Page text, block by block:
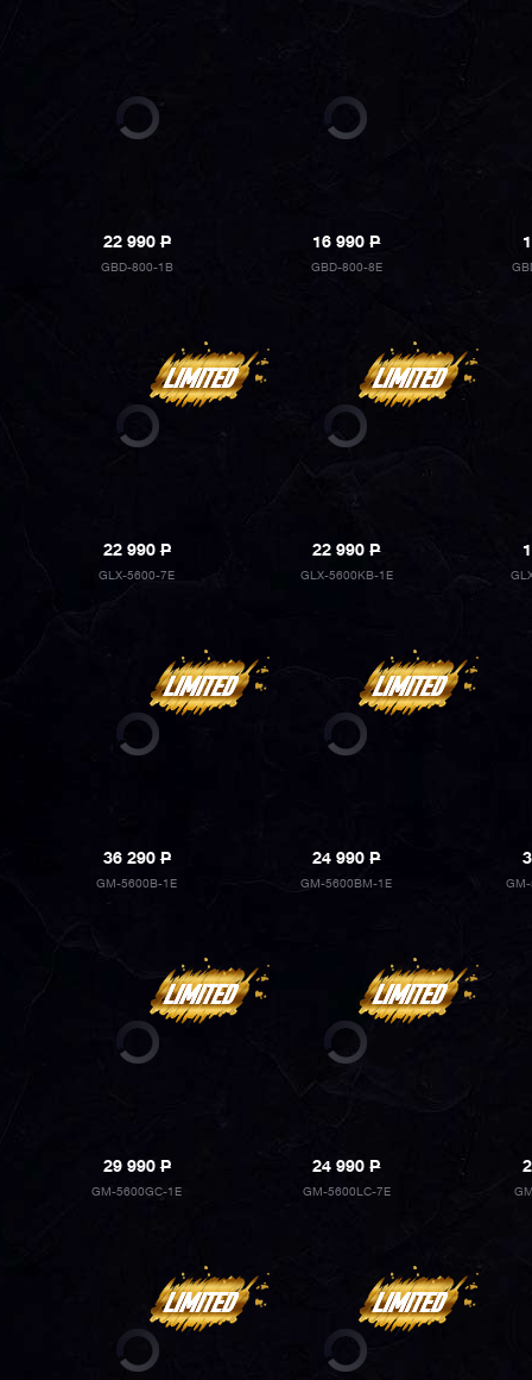
22 990P
GBD-800-1B
16 990P
GBD-800-8E
22 990P
GLX-5600-7E
22 990P
GLX-5600KB-1E
36 290P
GM-5600B-1E
24 990P
GM-5600BM-1E
29 990P
GM-5600GC-1E
24 990P
GM-5600LC-7E